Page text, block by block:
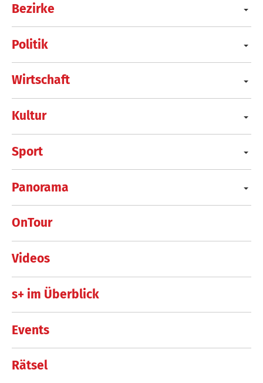
Bezirke
Politik
Wirtschaft
Kultur
Sport
Panorama
OnTour
Videos
s+ im Überblick
Events
Rätsel